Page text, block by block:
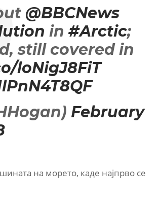
@BBCNews
in#Arctic;
still covered in
loNigJ8FiT
February
на морето, каде најпрво се